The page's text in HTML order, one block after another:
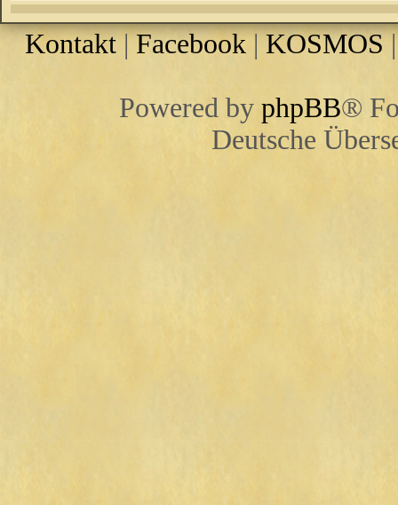
Kontakt |Facebook | KOSMOS
Powered by phpBB®
Deutsche